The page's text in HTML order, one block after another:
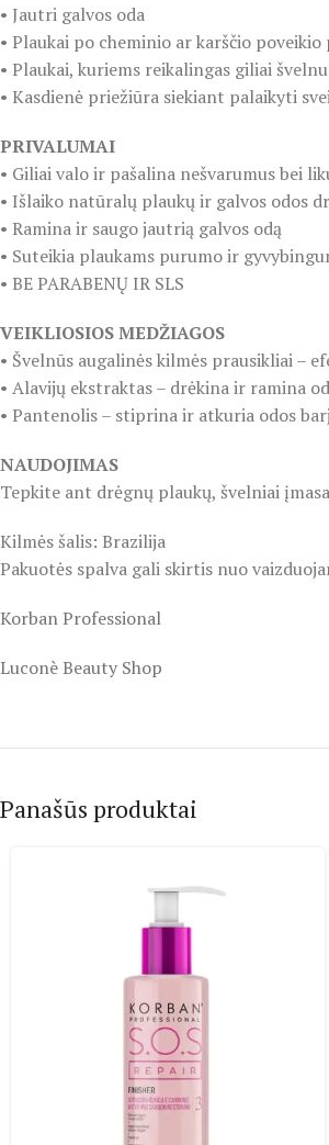
• Jautri galvos oda
• Plaukai po cheminio ar karščio
• Plaukai, kuriems reikalingas giliai
• Kasdienė priežiūra siekiant palaikyti
PRIVALUMAI
• Giliai valo ir pašalina nešvarumus bei
• Išlaiko natūralų plaukų ir galvos odos
• Ramina ir saugo jautrią galvos odą
• Suteikia plaukams purumo ir
• BE PARABENŲ IR SLS
VEIKLIOSIOS MEDŽIAGOS
• Švelnūs augalinės kilmės prausikliai –
• Alavijų ekstraktas – drėkina ir ramina
• Pantenolis – stiprina ir atkuria odos
NAUDOJIMAS
Tepkite ant drėgnų plaukų, švelniai
Kilmės šalis: Brazilija
Pakuotės spalva gali skirtis nuo
Korban Professional
Luconè Beauty Shop
Panašūs produktai